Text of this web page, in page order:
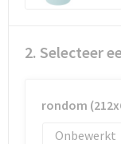
2. Selecteer
rondom
Onbewerkt